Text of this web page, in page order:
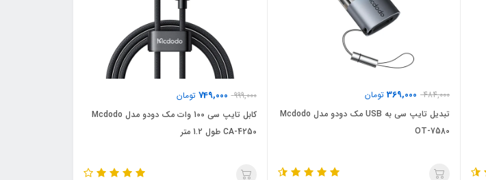
484,000
369,000 تومان
تبدیل تایپ سی به USB مک دودو مدل Mcdodo
OT-7580
999,000
749,000 تومان
کابل تایپ سی 100 وات مک دودو مدل Mcdodo
CA-4250 طول 1.2 متر